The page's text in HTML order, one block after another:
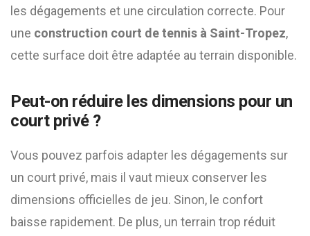
les dégagements et une circulation correcte. Pour
une construction court de tennis à Saint-Tropez,
cette surface doit être adaptée au terrain disponible.
Peut-on réduire les dimensions pour un
court privé ?
Vous pouvez parfois adapter les dégagements sur
un court privé, mais il vaut mieux conserver les
dimensions officielles de jeu. Sinon, le confort
baisse rapidement. De plus, un terrain trop réduit